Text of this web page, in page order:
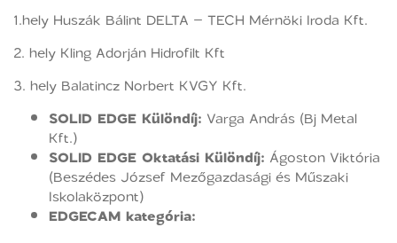
1.hely Huszák Bálint DELTA – TECH Mérnöki Iroda Kft.
2. hely Kling Adorján Hidrofilt Kft
3. hely Balatincz Norbert KVGY Kft.
SOLID EDGE Különdíj: Varga András (Bj Metal
Kft.)
SOLID EDGE Oktatási Különdíj: Ágoston Viktória
(Beszédes József Mezőgazdasági és Műszaki
Iskolaközpont)
EDGECAM kategória: